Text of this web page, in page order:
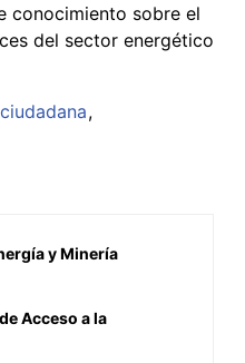
conocimiento sobre el
del sector energético
y Minería
Acceso a la